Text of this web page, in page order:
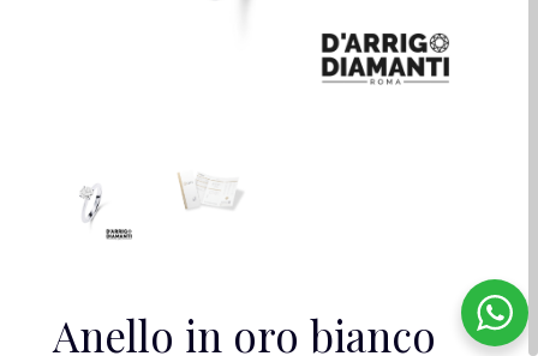
Anello in oro bianco